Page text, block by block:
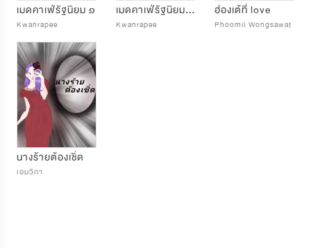
เมดคาเฟ่รัฐนิยม ๑
Kwanrapee
เมดคาเฟ่รัฐนิยม ๒
Kwanrapee
ฮ่องเต้ที่ love
Phoomil Wongsawat
นางร้ายต้องเชิ่ด
เอมวิกา